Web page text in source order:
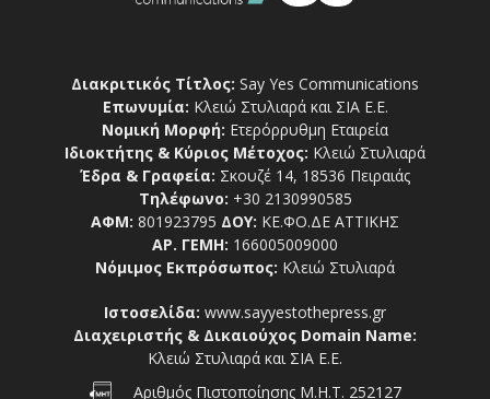
Διακριτικός Τίτλος: Say Yes Communications
Επωνυμία: Κλειώ Στυλιαρά και ΣΙΑ Ε.Ε.
Νομική Μορφή: Ετερόρρυθμη Εταιρεία
Ιδιοκτήτης & Κύριος Μέτοχος: Κλειώ Στυλιαρά
Έδρα & Γραφεία: Σκουζέ 14, 18536 Πειραιάς
Τηλέφωνο: +30 2130990585
ΑΦΜ: 801923795 ΔΟΥ: ΚΕ.ΦΟ.ΔΕ ΑΤΤΙΚΗΣ
ΑΡ. ΓΕΜΗ: 166005009000
Νόμιμος Εκπρόσωπος: Κλειώ Στυλιαρά
Ιστοσελίδα: www.sayyestothepress.gr
Διαχειριστής & Δικαιούχος Domain Name:
Κλειώ Στυλιαρά και ΣΙΑ Ε.Ε.
Αριθμός Πιστοποίησης Μ.Η.Τ. 252127